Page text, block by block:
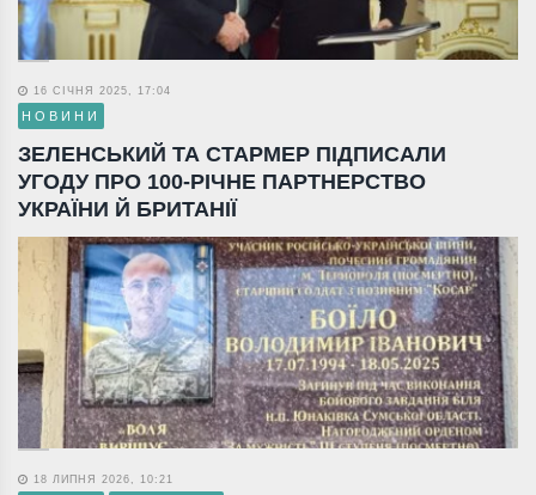
16 СІЧНЯ 2025, 17:04
НОВИНИ
ЗЕЛЕНСЬКИЙ ТА СТАРМЕР ПІДПИСАЛИ
УГОДУ ПРО 100-РІЧНЕ ПАРТНЕРСТВО
УКРАЇНИ Й БРИТАНІЇ
18 ЛИПНЯ 2026, 10:21